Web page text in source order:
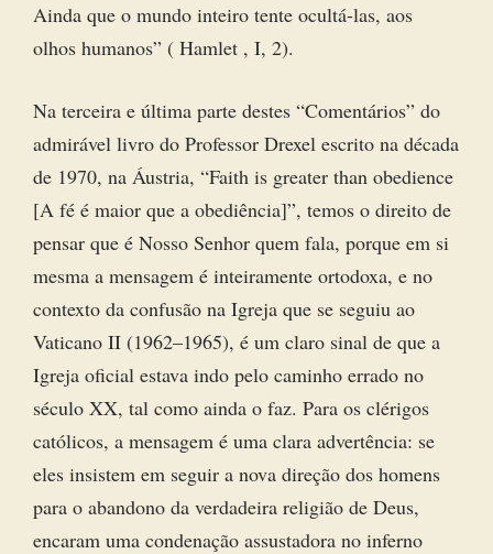
Ainda que o mundo inteiro tente ocultá-las, aos
olhos humanos” ( Hamlet , I, 2).
Na terceira e última parte destes “Comentários” do
admirável livro do Professor Drexel escrito na década
de 1970, na Áustria, “Faith is greater than obedience
[A fé é maior que a obediência]”, temos o direito de
pensar que é Nosso Senhor quem fala, porque em si
mesma a mensagem é inteiramente ortodoxa, e no
contexto da confusão na Igreja que se seguiu ao
Vaticano II (1962–1965), é um claro sinal de que a
Igreja oficial estava indo pelo caminho errado no
século XX, tal como ainda o faz. Para os clérigos
católicos, a mensagem é uma clara advertência: se
eles insistem em seguir a nova direção dos homens
para o abandono da verdadeira religião de Deus,
encaram uma condenação assustadora no inferno